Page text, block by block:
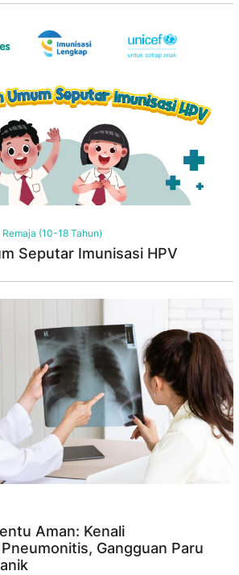
Remaja (10-18 Tahun)
Seputar Imunisasi HPV
Aman: Kenali
Gangguan Paru